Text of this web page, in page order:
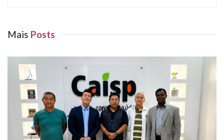
Mais Posts